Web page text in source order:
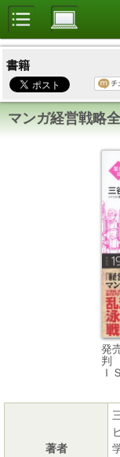
書籍
マンガ経営戦略
発
判
Ｉ
著者